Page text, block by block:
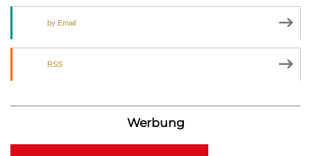
by Email
RSS
Werbung